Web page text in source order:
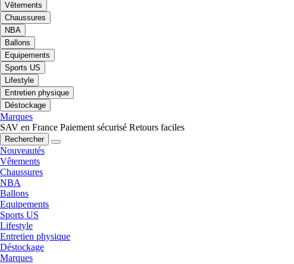
Vêtements
Chaussures
NBA
Ballons
Equipements
Sports US
Lifestyle
Entretien physique
Déstockage
Marques
SAV en France Paiement sécurisé Retours faciles
Rechercher
Nouveautés
Vêtements
Chaussures
NBA
Ballons
Equipements
Sports US
Lifestyle
Entretien physique
Déstockage
Marques